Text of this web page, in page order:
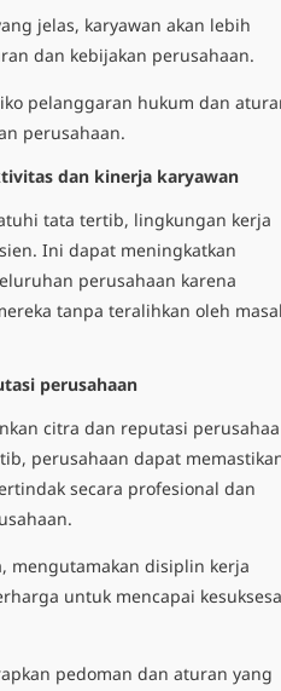
jelas, karyawan akan lebih
dan kebijakan perusahaan.
pelanggaran hukum dan
perusahaan.
dan kinerja karyawan
tata tertib, lingkungan kerja
Ini dapat meningkatkan
perusahaan karena
tanpa teralihkan oleh
perusahaan
citra dan reputasi
perusahaan dapat
secara profesional dan
mengutamakan disiplin kerja
untuk mencapai
pedoman dan aturan yang